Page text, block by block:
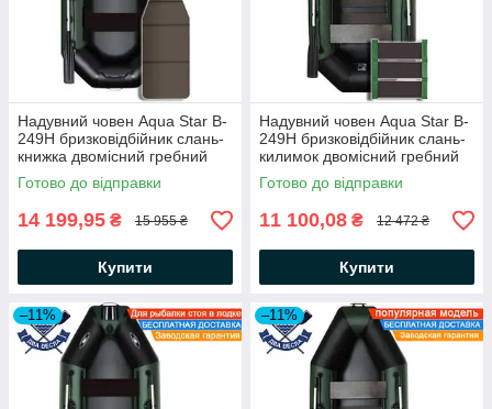
Надувний човен Aqua Star B-
249Н бризковідбійник слань-
книжка двомісний гребний
човен АкваСтар + комплект д/
якоря на носі, балон 35
Готово до відправки
14 199,95 ₴ 15 955 ₴
Купити
Надувний човен Aqua Star B-
249Н бризковідбійник слань-
килимок двомісний гребний
човен АкваСтар +комплект д/
якоря на носі, балон 35
Готово до відправки
11 100,08 ₴ 12 472 ₴
Купити
–11% –11%